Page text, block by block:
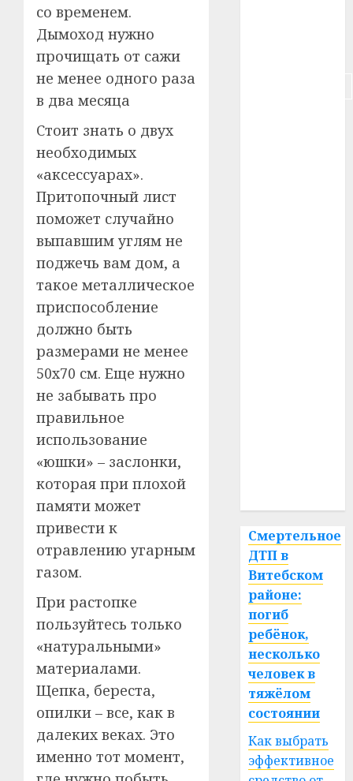
со временем.
Дымоход нужно
прочищать от сажи
не менее одного раза
в два месяца
Стоит знать о двух
необходимых
«аксессуарах».
Притопочный лист
поможет случайно
выпавшим углям не
поджечь вам дом, а
такое металлическое
приспособление
должно быть
размерами не менее
50х70 см. Еще нужно
не забывать про
правильное
использование
«юшки» – заслонки,
которая при плохой
памяти может
привести к
отравлению угарным
газом.
При растопке
пользуйтесь только
«натуральными»
материалами.
Щепка, береста,
опилки – все, как в
далеких веках. Это
именно тот момент,
Смертельное
ДТП в
Витебском
районе:
погиб
ребёнок,
несколько
человек в
тяжёлом
состоянии
Как выбрать
эффективное